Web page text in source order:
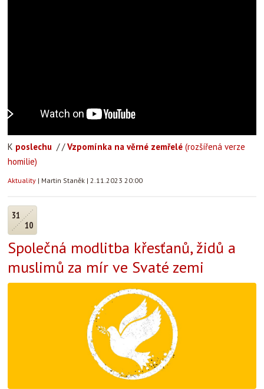
K poslechu / /Vzpomínka na věrné zemřelé (rozšířená verze
homilie)
Aktuality | Martin Staněk | 2.11.2023 20:00
31
10
Společná modlitba křesťanů, židů a
muslimů za mír ve Svaté zemi